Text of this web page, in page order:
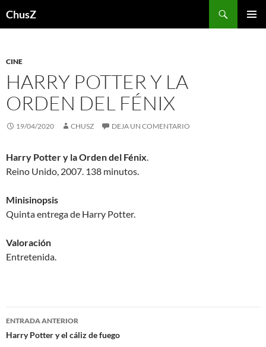
ChusZ
CINE
HARRY POTTER Y LA
ORDEN DEL FÉNIX
19/04/2020 CHUSZ DEJA UN COMENTARIO
Harry Potter y la Orden del Fénix.
Reino Unido, 2007. 138 minutos.
Minisinopsis
Quinta entrega de Harry Potter.
Valoración
Entretenida.
Navegación
de
ENTRADA ANTERIOR
Harry Potter y el cáliz de fuego